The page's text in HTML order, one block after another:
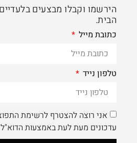
הירשמו וקבלו מבצעים
הבית.
כתובת מייל
טלפון נייד
אני רוצה להצטרף לרשימת
עדכונים מעת לעת באמצעות